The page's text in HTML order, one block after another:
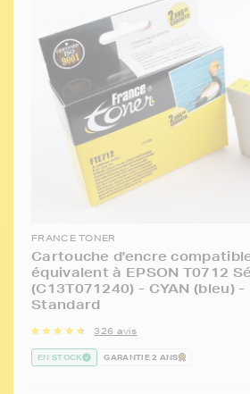
FRANCE TONER
Cartouche d'encre
équivalent à EPSON T0712
(C13T071240) - CYAN (bleu)
Standard
326 avis
EN STOCK GARANTIE 2 ANS